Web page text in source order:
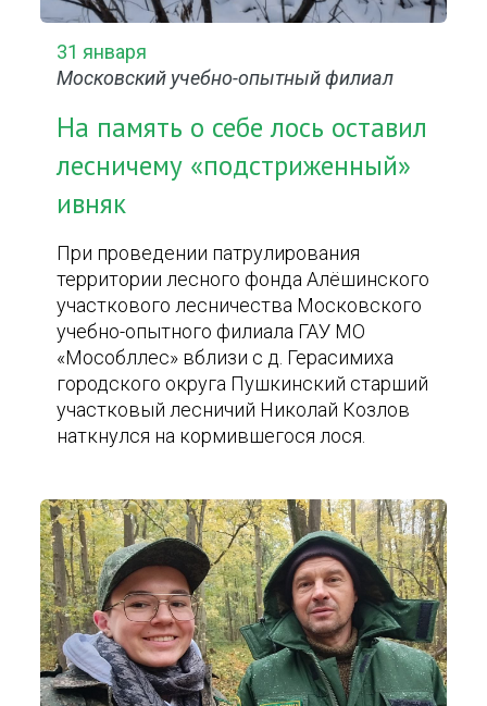
31 января
Московский учебно-опытный филиал
На память о себе лось оставил
лесничему «подстриженный»
ивняк
При проведении патрулирования
территории лесного фонда Алёшинского
участкового лесничества Московского
учебно-опытного филиала ГАУ МО
«Мособллес» вблизи с д. Герасимиха
городского округа Пушкинский старший
участковый лесничий Николай Козлов
наткнулся на кормившегося лося.